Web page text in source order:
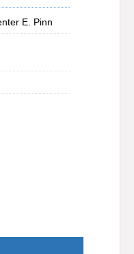
E. Pinn